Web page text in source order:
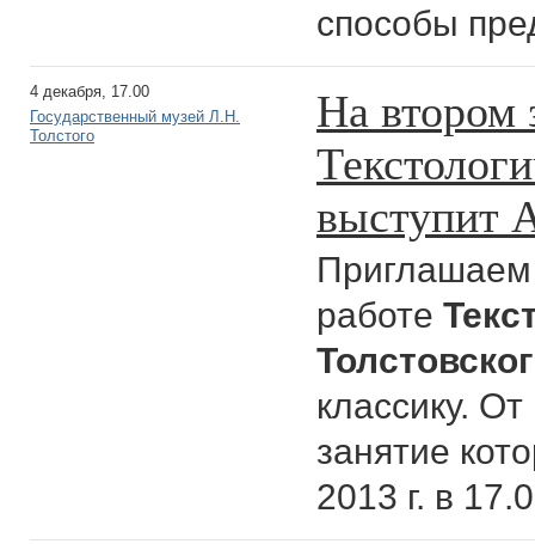
способы
4 декабря, 17.00
Государственный музей Л.Н.
Толстого
На втором
выступит
Приглашаем
работе
классику.
занятие
2013 г. в